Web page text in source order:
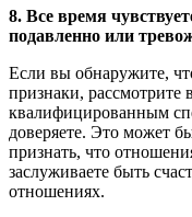
8. Все время
подавленно или
Если вы обнаружите,
признаки, рассмотрите
квалифицированным
доверяете. Это может
признать, что
заслуживаете быть
отношениях.